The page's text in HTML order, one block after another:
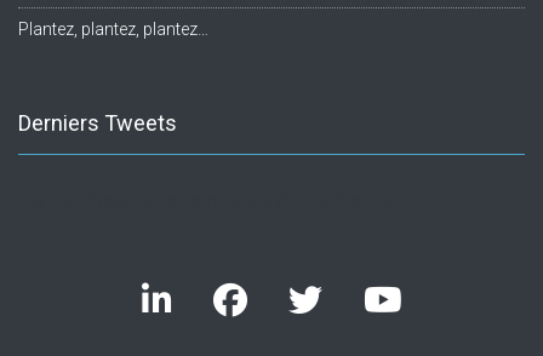
Plantez, plantez, plantez…
Derniers Tweets